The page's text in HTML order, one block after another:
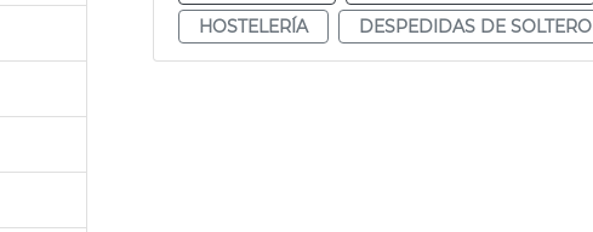
HOSTELERÍA
DESPEDIDAS DE SOLTERO